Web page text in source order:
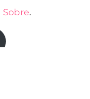
Sobre.